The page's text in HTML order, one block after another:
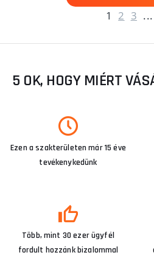
1 2 3 ...
5 OK, HOGY MIÉRT
Ezen a szakterületen már 15 éve
tevékenykedünk
Több, mint 30 ezer ügyfél
fordult hozzánk bizalommal